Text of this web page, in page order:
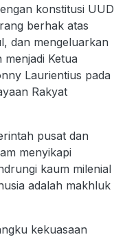
konstitusi UUD
berhak atas
dan mengeluarkan
Ketua
Laurientius pada
Rakyat
pusat dan
menyikapi
kaum milenial
adalah makhluk
kekuasaan